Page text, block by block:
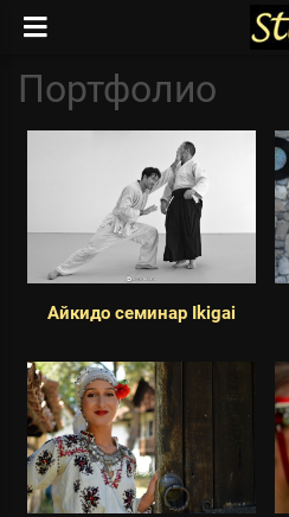
Портфолио
Айкидо семинар Ikigai